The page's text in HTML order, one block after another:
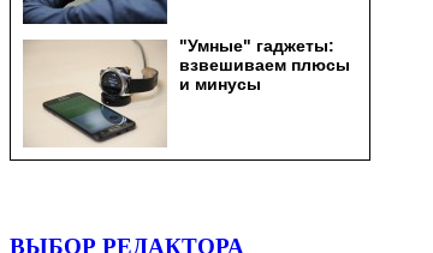
ВЫБОР РЕДАКТОРА